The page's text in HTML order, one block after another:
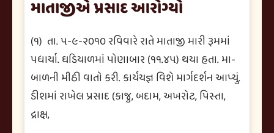
માતાજીએ પ્રસાદ આરોગ્યો
(૧) તા. ૫-૯-૨૦૧૦ રવિવારે રાતે માતાજી મારી રૂમમાં
પધાર્યા. ઘડિયાળમાં પોણાબાર (૧૧.૪૫) થયા હતા. મા-
બાળની મીઠી વાતો કરી. કાર્યયજ્ઞ વિશે માર્ગદર્શન આપ્યું.
ડીશમાં રાખેલ પ્રસાદ (કાજુ, બદામ, અખરોટ, પિસ્તા,
દ્રાક્ષ,